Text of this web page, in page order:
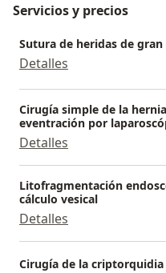
Servicios y precios
Sutura de heridas de
Detalles
Cirugía simple de la
eventración por
Detalles
Litofragmentación
cálculo vesical
Detalles
Cirugía de la criptorquidia